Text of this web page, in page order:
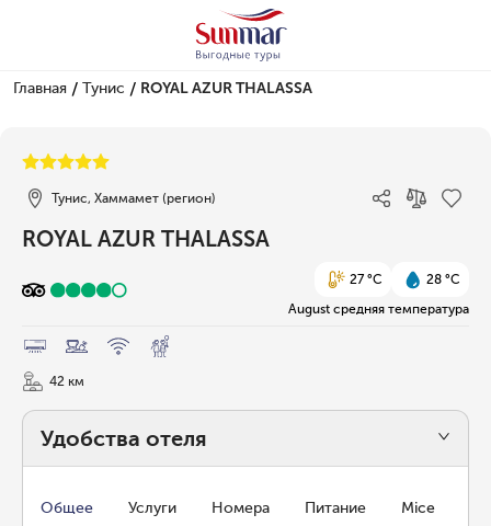
Главная / Тунис / ROYAL AZUR THALASSA
Тунис, Хаммамет (регион)
ROYAL AZUR THALASSA
27 °C
28 °C
August средняя температура
42 км
Удобства отеля
Общее Услуги Номера Питание Mice